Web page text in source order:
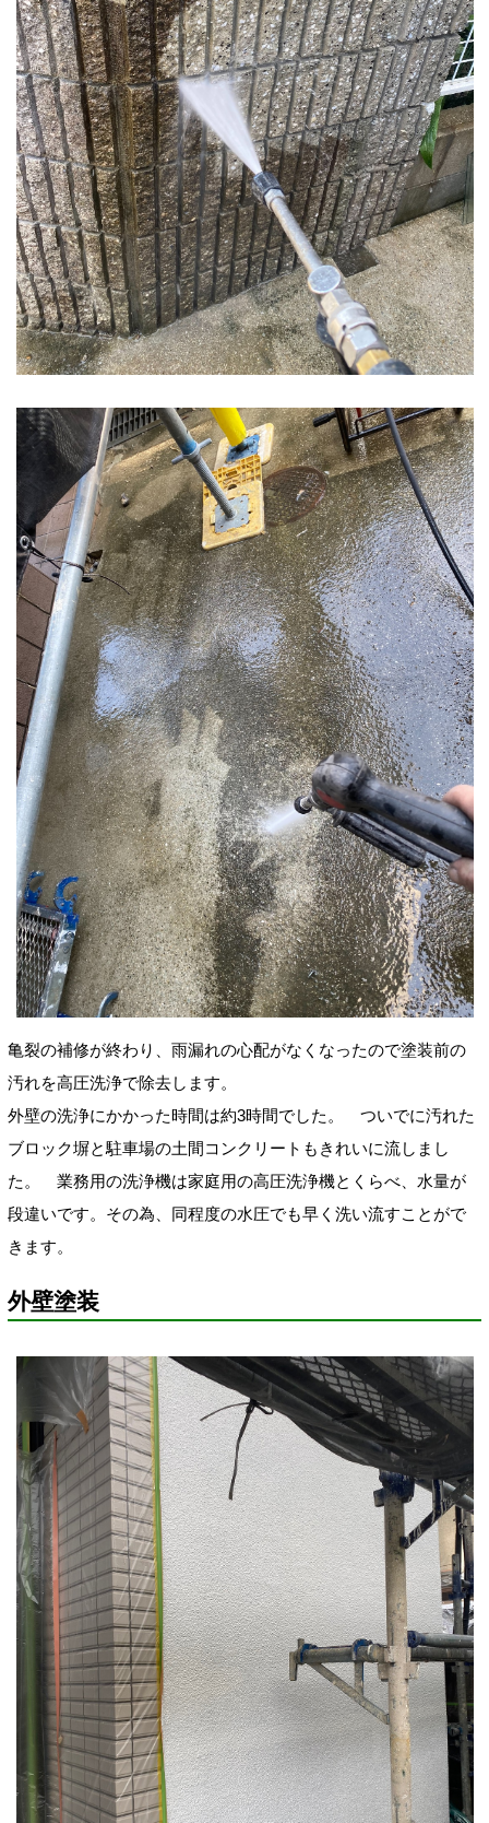
亀裂の補修が終わり、雨漏れの心配がなくなったので塗装前の
汚れを高圧洗浄で除去します。
外壁の洗浄にかかった時間は約3時間でした。
ついでに汚れた
ブロック塀と駐車場の土間コンクリートもきれいに流しまし
た。
業務用の洗浄機は家庭用の高圧洗浄機とくらべ 、水量が
段違いです。その為、同程度の水圧でも早く洗い流すことがで
きます。
外壁塗装